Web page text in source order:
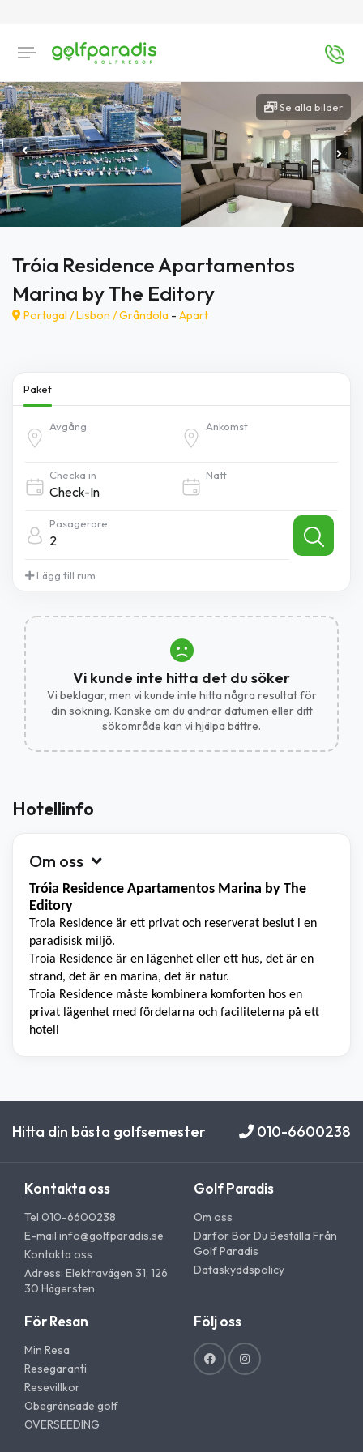
Se alla bilder
Tróia Residence Apartamentos
Marina by The Editory
Portugal /Lisbon /Grândola - Apart
Paket
Avgång Ankomst
Checka in Natt
Pasagerare
2
Lägg till rum
Vi kunde inte hitta det du söker
Vi beklagar, men vi kunde inte hitta några resultat för
din sökning. Kanske om du ändrar datumen eller ditt
sökområde kan vi hjälpa bättre.
Hotellinfo
Om oss
Tróia Residence Apartamentos Marina by The
Editory
Troia Residence är ett privat och reserverat beslut i en
paradisisk miljö.
Troia Residence är en lägenhet eller ett hus, det är en
strand, det är en marina, det är natur.
Troia Residence måste kombinera komforten hos en
privat lägenhet med fördelarna och faciliteterna på ett
hotell
Hitta din bästa golfsemester 010-6600238
Kontakta oss
Tel 010-6600238
E-mail info@golfparadis.se
Kontakta oss
Adress: Elektravägen 31, 126
30 Hägersten
Golf Paradis
Om oss
Därför Bör Du Beställa Från
Golf Paradis
Dataskyddspolicy
För Resan
Min Resa
Resegaranti
Resevillkor
Obegränsade golf
OVERSEEDING
Följ oss